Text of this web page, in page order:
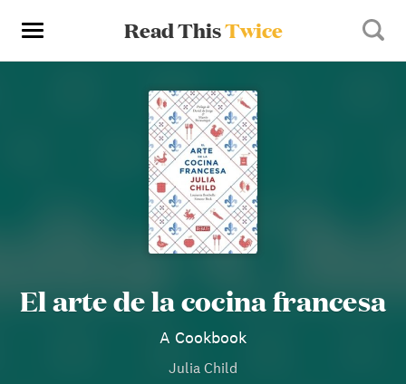
Read ThisTwice
El arte de la cocina francesa
A Cookbook
Julia Child